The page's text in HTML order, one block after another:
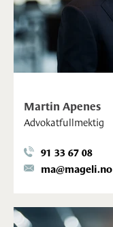
Martin Apenes
Advokatfullmektig
91 33 67 08
ma@mageli.no